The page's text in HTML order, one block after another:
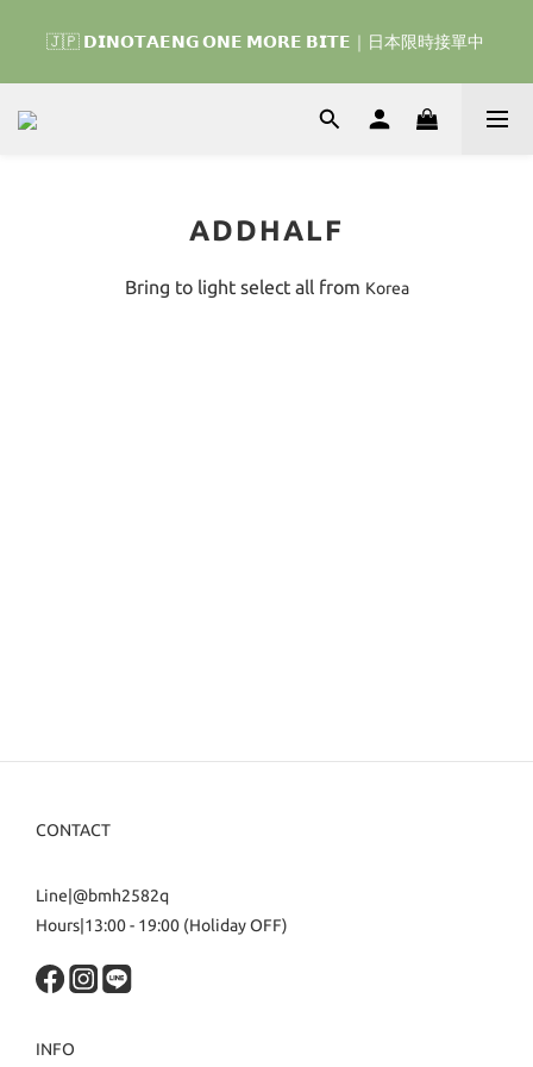
我們的熱血棒球冒險吧 ⚾️
🇯🇵 𝗗𝗜𝗡𝗢𝗧𝗔𝗘𝗡𝗚 𝗢𝗡𝗘 𝗠𝗢𝗥𝗘 𝗕𝗜𝗧𝗘｜日本限時接單中
🇰🇷 𝗗𝗜𝗡𝗢𝗧𝗔𝗘𝗡𝗚 𝗛𝗢𝗠𝗘 𝗥𝗨𝗡 ｜韓國首波開賣囉 ▶ 一起參加
ADDHALF
Bring to light select all from Korea
CONTACT
Line|@bmh2582q
Hours|13:00 - 19:00 (Holiday OFF)
INFO